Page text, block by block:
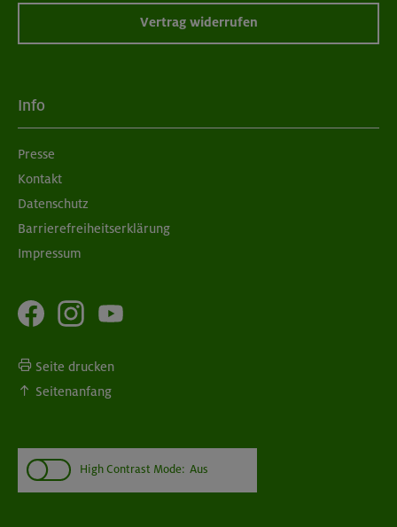
Vertrag widerrufen
Info
Presse
Kontakt
Datenschutz
Barrierefreiheitserklärung
Impressum
Seite drucken
Seitenanfang
High Contrast Mode: Aus